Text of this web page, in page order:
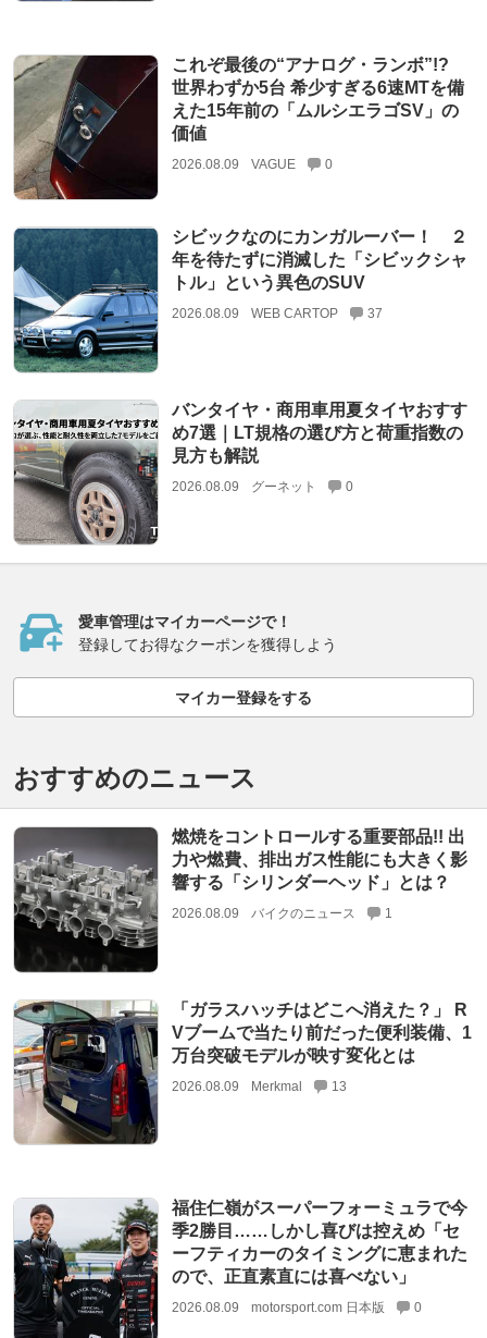
これぞ最後の“アナログ・ランボ”!?
世界わずか5台 希少すぎる6速MTを備
えた15年前の「ムルシエラゴSV」の
価値
2026.08.09 VAGUE 0
シビックなのにカンガルーバー！ ２
年を待たずに消滅した「シビックシャ
トル」という異色のSUV
2026.08.09 WEB CARTOP 37
バンタイヤ・商用車用夏タイヤおすす
め7選｜LT規格の選び方と荷重指数の
見方も解説
2026.08.09 グーネット 0
愛車管理はマイカーページで！
登録してお得なクーポンを獲得しよう
マイカー登録をする
おすすめのニュース
燃焼をコントロールする重要部品!! 出
力や燃費、排出ガス性能にも大きく影
響する「シリンダーヘッド」とは？
2026.08.09 バイクのニュース 1
「ガラスハッチはどこへ消えた？」 R
Vブームで当たり前だった便利装備、1
万台突破モデルが映す変化とは
2026.08.09 Merkmal 13
福住仁嶺がスーパーフォーミュラで今
季2勝目……しかし喜びは控えめ「セ
ーフティカーのタイミングに恵まれた
ので、正直素直には喜べない」
2026.08.09 motorsport.com 日本版 0